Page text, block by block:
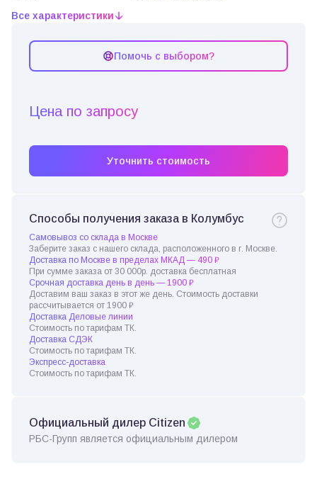
Все характеристики
Помочь с выбором?
Цена по запросу
Уточнить стоимость
Способы получения заказа в Колумбус
Самовывоз со склада в Москве
Заберите заказ с нашего склада, расположенного в г. Москве.
Доставка по Москве в пределах МКАД — 490 ₽
При сумме заказа от 30 000р. доставка бесплатная
Срочная доставка день в день — 1900 ₽
Доставим ваш заказ в этот же день. Стоимость доставки
рассчитывается от 1900 ₽
Доставка Деловые линии
Стоимость по тарифам ТК.
Доставка СДЭК
Стоимость по тарифам ТК.
Экспресс-доставка
Стоимость по тарифам ТК.
Официальный дилер Citizen
РБС-Групп является официальным дилером